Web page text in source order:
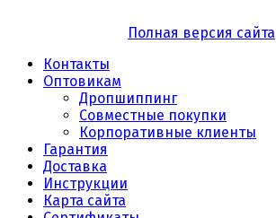
Полная версия сайта
Контакты
Оптовикам
Дропшиппинг
Совместные покупки
Корпоративные клиенты
Гарантия
Доставка
Инструкции
Карта сайта